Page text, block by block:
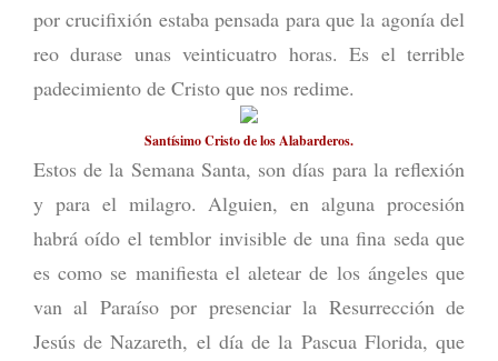
por crucifixión estaba pensada para que la agonía del
reo durase unas veinticuatro horas. Es el terrible
padecimiento de Cristo que nos redime.
Santísimo Cristo de los Alabarderos.
Estos de la Semana Santa, son días para la reflexión
y para el milagro. Alguien, en alguna procesión
habrá oído el temblor invisible de una fina seda que
es como se manifiesta el aletear de los ángeles que
van al Paraíso por presenciar la Resurrección de
Jesús de Nazareth, el día de la Pascua Florida, que